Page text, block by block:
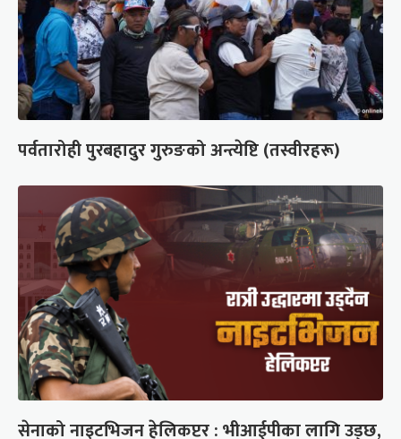
पर्वतारोही पुरबहादुर गुरुङको अन्त्येष्टि (तस्वीरहरू)
सेनाको नाइटभिजन हेलिकप्टर : भीआईपीका लागि उड्छ,